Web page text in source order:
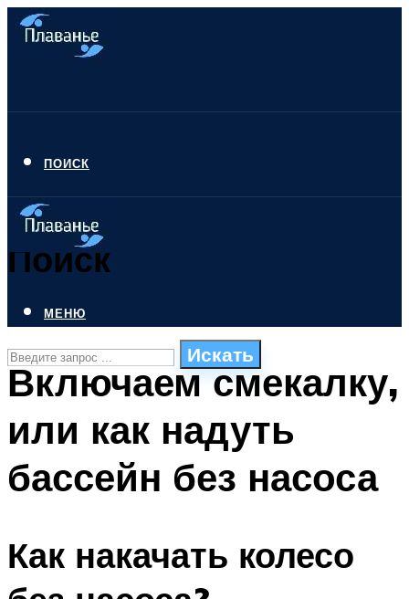
ПОИСК
Поиск
Искать
ПЛАВАНЬЕ ДЛЯ ДЕТЕЙ
БАССЕЙН ДЛЯ ДОМА
МЕНЮ
МЕНЮ
Включаем смекалку,
или как надуть
бассейн без насоса
Как накачать колесо